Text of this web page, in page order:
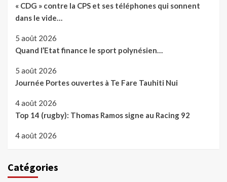
« CDG » contre la CPS et ses téléphones qui sonnent
dans le vide…
5 août 2026
Quand l’Etat finance le sport polynésien…
5 août 2026
Journée Portes ouvertes à Te Fare Tauhiti Nui
4 août 2026
Top 14 (rugby): Thomas Ramos signe au Racing 92
4 août 2026
Catégories